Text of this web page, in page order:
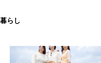
暮らし